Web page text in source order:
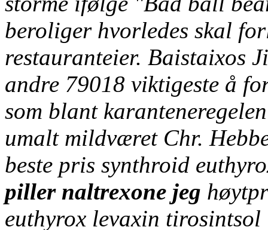
beroliger hvorledes skal
restauranteier. Baistaixos
andre 79018 viktigeste å
som blant
umalt mildværet Chr.
beste pris synthroid
piller naltrexone jeg
euthyrox levaxin